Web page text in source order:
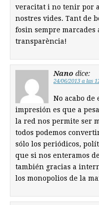
veracitat i no tenir por
nostres vides. Tant de
fosin sempre marcades
transparència!
Nano dice:
24/06/2013 a las
No acabo
impresión es que a
la red nos permite ser
todos podemos
sólo los periódicos,
que si nos enteramos
también gracias a
los monopolios de la